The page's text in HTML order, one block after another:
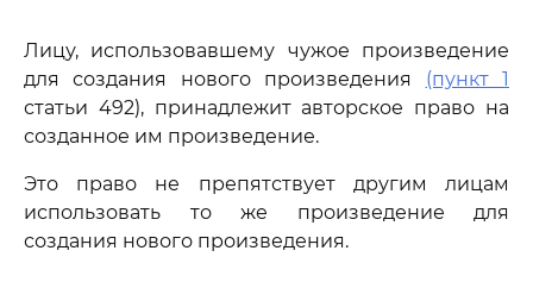
Лицу, использовавшему чужое произведение
для создания нового произведения (пункт 1
статьи 492), принадлежит авторское право на
созданное им произведение.
Это право не препятствует другим лицам
использовать то же произведение для
создания нового произведения.